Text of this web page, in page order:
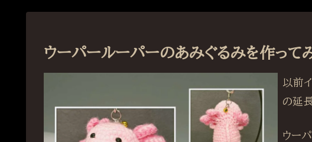
ウーパールーパーのあみぐるみを作って
以前
の延長
ウー